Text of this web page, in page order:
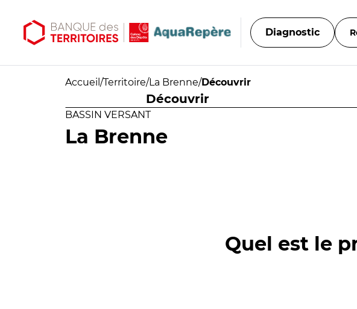
Diagnostic
Accueil /Territoire/La Brenne/Découvrir
Découvrir
BASSIN VERSANT
La Brenne
Quel est le